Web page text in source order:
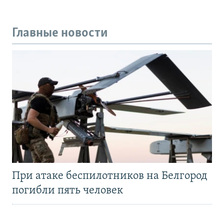
Главные новости
При атаке беспилотников на Белгород
погибли пять человек